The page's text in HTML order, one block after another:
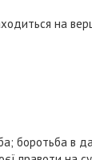
на
боротьба в